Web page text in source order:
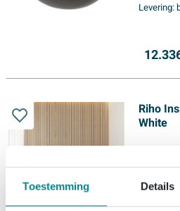
Toestemming Details
Levering:
Riho
White